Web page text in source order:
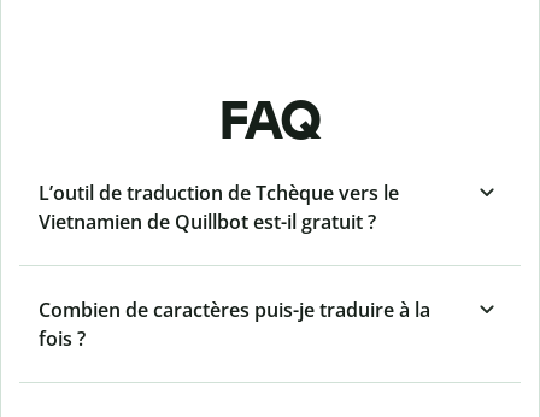
FAQ
L’outil de traduction de Tchèque vers le
Vietnamien de Quillbot est-il gratuit ?
Combien de caractères puis-je traduire à la
fois ?